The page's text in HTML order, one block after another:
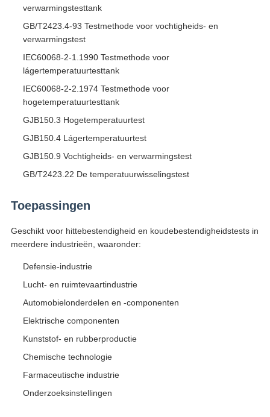
verwarmingstesttank
GB/T2423.4-93 Testmethode voor vochtigheids- en
verwarmingstest
IEC60068-2-1.1990 Testmethode voor
lágertemperatuurtesttank
IEC60068-2-2.1974 Testmethode voor
hogetemperatuurtesttank
GJB150.3 Hogetemperatuurtest
GJB150.4 Lágertemperatuurtest
GJB150.9 Vochtigheids- en verwarmingstest
GB/T2423.22 De temperatuurwisselingstest
Toepassingen
Geschikt voor hittebestendigheid en koudebestendigheidstests in
meerdere industrieën, waaronder:
Defensie-industrie
Lucht- en ruimtevaartindustrie
Automobielonderdelen en -componenten
Elektrische componenten
Kunststof- en rubberproductie
Chemische technologie
Farmaceutische industrie
Onderzoeksinstellingen